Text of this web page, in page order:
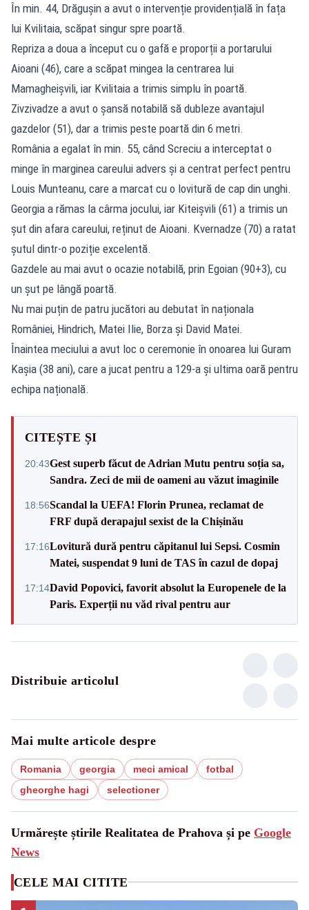
În min. 44, Drăgușin a avut o intervenție providențială în fața
lui Kvilitaia, scăpat singur spre poartă.
Repriza a doua a început cu o gafă e proporții a portarului
Aioani (46), care a scăpat mingea la centrarea lui
Mamagheișvili, iar Kvilitaia a trimis simplu în poartă.
Zivzivadze a avut o șansă notabilă să dubleze avantajul
gazdelor (51), dar a trimis peste poartă din 6 metri.
România a egalat în min. 55, când Screciu a interceptat o
minge în marginea careului advers și a centrat perfect pentru
Louis Munteanu, care a marcat cu o lovitură de cap din unghi.
Georgia a rămas la cârma jocului, iar Kiteișvili (61) a trimis un
șut din afara careului, reținut de Aioani. Kvernadze (70) a ratat
șutul dintr-o poziție excelentă.
Gazdele au mai avut o ocazie notabilă, prin Egoian (90+3), cu
un șut pe lângă poartă.
Nu mai puțin de patru jucători au debutat în naționala
României, Hindrich, Matei Ilie, Borza și David Matei.
Înaintea meciului a avut loc o ceremonie în onoarea lui Guram
Kașia (38 ani), care a jucat pentru a 129-a și ultima oară pentru
echipa națională.
CITEȘTE ȘI
20:43Gest superb făcut de Adrian Mutu pentru soția sa,
Sandra. Zeci de mii de oameni au văzut imaginile
18:56Scandal la UEFA! Florin Prunea, reclamat de
FRF după derapajul sexist de la Chișinău
17:16Lovitură dură pentru căpitanul lui Sepsi. Cosmin
Matei, suspendat 9 luni de TAS în cazul de dopaj
17:14David Popovici, favorit absolut la Europenele de la
Paris. Experții nu văd rival pentru aur
Distribuie articolul
Mai multe articole despre
Romania georgia meci amical
fotbal
gheorghe hagi
selectioner
Urmărește știrile Realitatea de Prahova și pe Google
News
CELE MAI CITITE